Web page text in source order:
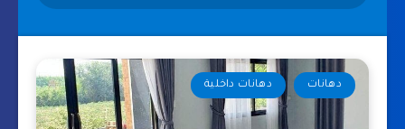
دهانات دهانات داخلية